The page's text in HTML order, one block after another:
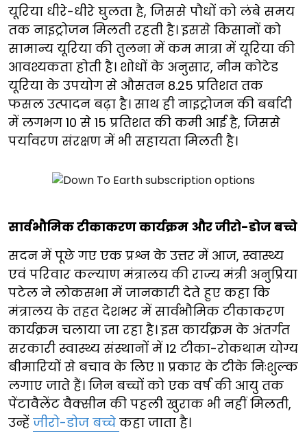
यूरिया धीरे-धीरे घुलता है, जिससे पौधों को लंबे समय
तक नाइट्रोजन मिलती रहती है। इससे किसानों को
सामान्य यूरिया की तुलना में कम मात्रा में यूरिया की
आवश्यकता होती है। शोधों के अनुसार, नीम कोटेड
यूरिया के उपयोग से औसतन 8.25 प्रतिशत तक
फसल उत्पादन बढ़ा है। साथ ही नाइट्रोजन की बर्बादी
में लगभग 10 से 15 प्रतिशत की कमी आई है, जिससे
पर्यावरण संरक्षण में भी सहायता मिलती है।
सार्वभौमिक टीकाकरण कार्यक्रम और जीरो-डोज बच्चे
सदन में पूछे गए एक प्रश्न के उत्तर में आज, स्वास्थ्य
एवं परिवार कल्याण मंत्रालय की राज्य मंत्री अनुप्रिया
पटेल ने लोकसभा में जानकारी देते हुए कहा कि
मंत्रालय के तहत देशभर में सार्वभौमिक टीकाकरण
कार्यक्रम चलाया जा रहा है। इस कार्यक्रम के अंतर्गत
सरकारी स्वास्थ्य संस्थानों में 12 टीका-रोकथाम योग्य
बीमारियों से बचाव के लिए 11 प्रकार के टीके निःशुल्क
लगाए जाते हैं। जिन बच्चों को एक वर्ष की आयु तक
पेंटावैलेंट वैक्सीन की पहली खुराक भी नहीं मिलती,
उन्हें जीरो-डोज बच्चे कहा जाता है।